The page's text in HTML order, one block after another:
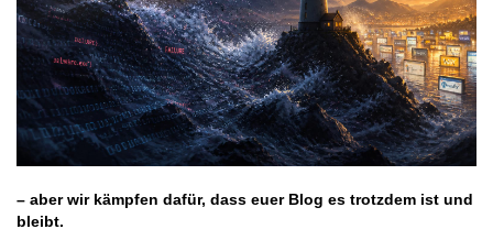
– aber wir kämpfen dafür, dass euer Blog es trotzdem ist und
bleibt.